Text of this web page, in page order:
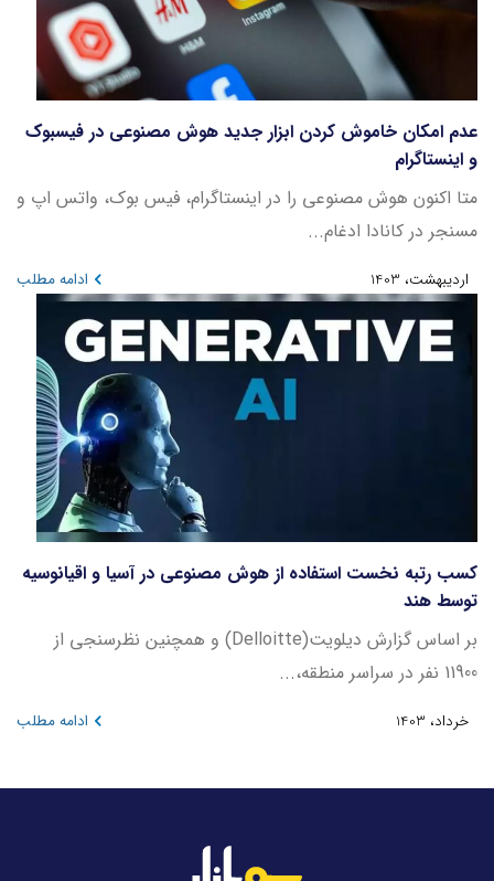
عدم امکان خاموش کردن ابزار جدید هوش مصنوعی در فیسبوک
و اینستاگرام
متا اکنون هوش مصنوعی را در اینستاگرام، فیس بوک، واتس اپ و
مسنجر در کانادا ادغام...
اردیبهشت، 1403 ادامه مطلب
کسب رتبه نخست استفاده از هوش مصنوعی در آسیا و اقیانوسیه
توسط هند
بر اساس گزارش دیلویت(Delloitte) و همچنین نظرسنجی از
11900 نفر در سراسر منطقه،...
خرداد، 1403 ادامه مطلب